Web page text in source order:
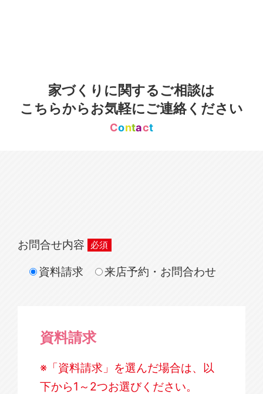
家づくりに関するご相談は
こちらからお気軽にご連絡ください
Contact
お問合せ内容
資料請求
来店予約・お問合わせ
資料請求
※「資料請求」を選んだ場合は、以
下から1～2つお選びください。